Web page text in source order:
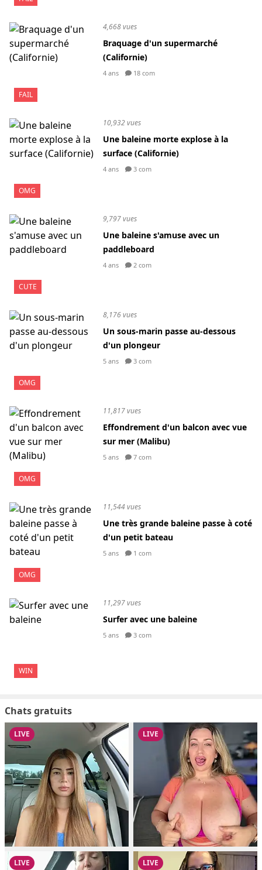
FAIL
4,668 vues
Braquage d'un supermarché
(Californie)
4 ans 18 com
OMG
10,932 vues
Une baleine morte explose à la
surface (Californie)
4 ans 3 com
CUTE
9,797 vues
Une baleine s'amuse avec un
paddleboard
4 ans 2 com
OMG
8,176 vues
Un sous-marin passe au-dessous
d'un plongeur
5 ans 3 com
OMG
11,817 vues
Effondrement d'un balcon avec vue
sur mer (Malibu)
5 ans 7 com
OMG
11,544 vues
Une très grande baleine passe à coté
d'un petit bateau
5 ans 1 com
WIN
11,297 vues
Surfer avec une baleine
5 ans 3 com
Chats gratuits